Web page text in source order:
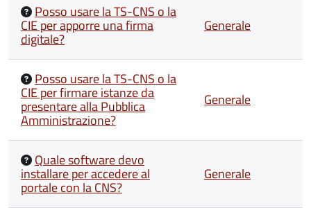
Posso usare la TS-CNS o la
CIE per apporre una firma
digitale?
Generale
Posso usare la TS-CNS o la
CIE per firmare istanze da
presentare alla Pubblica
Amministrazione?
Generale
Quale software devo
installare per accedere al
portale con la CNS?
Generale